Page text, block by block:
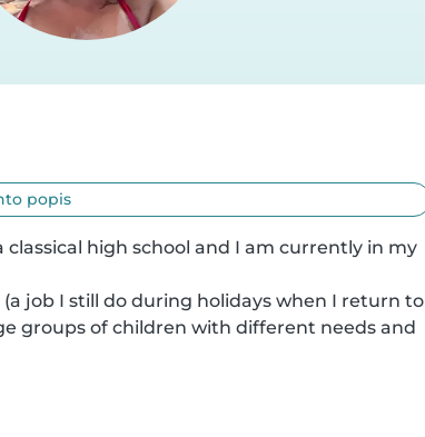
popis
high school and I am currently in my
job I still do during holidays when I return to
groups of children with different needs and